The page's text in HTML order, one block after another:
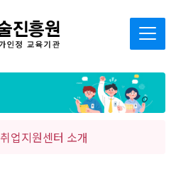
취업지원센터 소개